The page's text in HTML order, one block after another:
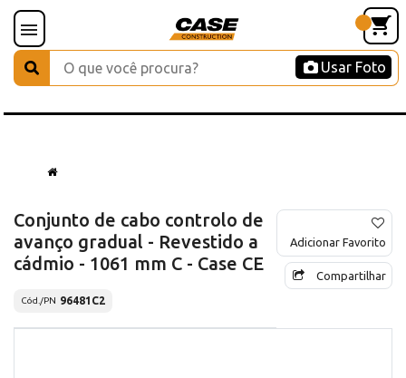
Usar Foto
Conjunto de cabo controlo de
avanço gradual - Revestido a
cádmio - 1061 mm C - Case CE
Cód./PN 96481C2
Adicionar Favorito
Compartilhar